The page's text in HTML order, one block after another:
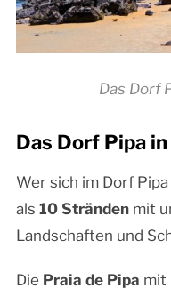
Das Dorf
Das Dorf Pipa
Wer sich im Dorf
als 10 Strändenmit
Landschaften und
Die Praia de Pipa mit